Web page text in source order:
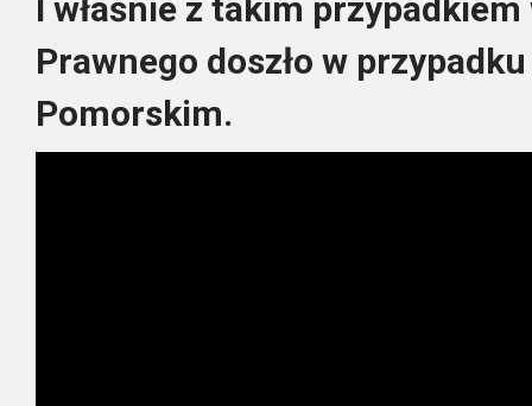
I właśnie z takim
Prawnego doszło w
Pomorskim.